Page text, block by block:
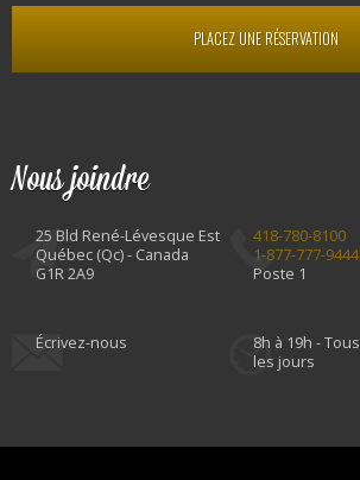
PLACEZ UNE RÉSERVATION
Nous joindre
25 Bld René-Lévesque Est
Québec (Qc) - Canada
G1R 2A9
418-780-8100
1-877-777-9444
Poste 1
Écrivez-nous
8h à 19h - Tous
les jours